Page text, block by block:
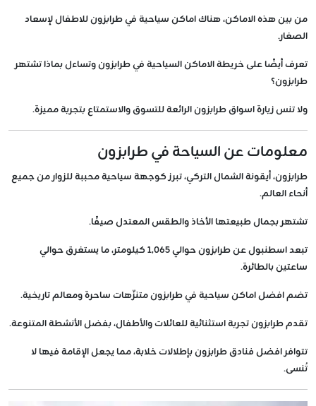
من بين هذه الاماكن، هناك اماكن سياحية في طرابزون للاطفال لإسعاد
الصغار.
تعرف أيضًا على خريطة الاماكن السياحية في طرابزون وتساءل بماذا تشتهر
طرابزون؟
ولا تنس زيارة اسواق طرابزون الرائعة للتسوق والاستمتاع بتجربة مميزة.
معلومات عن السياحة في طرابزون
طرابزون، أيقونة الشمال التركي، تبرز كوجهة سياحية محببة للزوار من جميع
أنحاء العالم.
تشتهر بجمال طبيعتها الأخاذ والطقس المعتدل صيفًا.
تبعد اسطنبول عن طرابزون حوالي 1,065 كيلومتر، ما يستغرق حوالي
ساعتين بالطائرة.
تضم افضل اماكن سياحية في طرابزون متنزّهات ساحرة ومعالم تاريخية.
تقدم طرابزون تجربة استثنائية للعائلات والأطفال، بفضل الأنشطة المتنوعة.
تتوافر افضل فنادق طرابزون بإطلالات خلابة، مما يجعل الإقامة فيها لا
تُنسى.